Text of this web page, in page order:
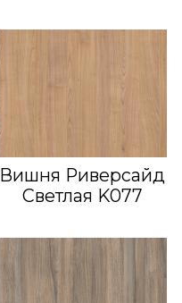
Вишня Риверсайд
Светлая K077